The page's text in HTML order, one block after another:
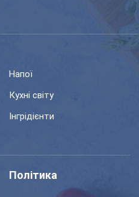
Напої
Кухні світу
Інгрідієнти
Політика